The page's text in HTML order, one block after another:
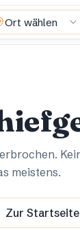
Ort wählen
meistens.
Zur Startseite